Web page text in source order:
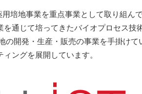
培地事業を重点事業として取り組ん
通じて培ってきたバイオプロセス技
の開発・生産・販売の事業を手掛けて
ングを展開しています。